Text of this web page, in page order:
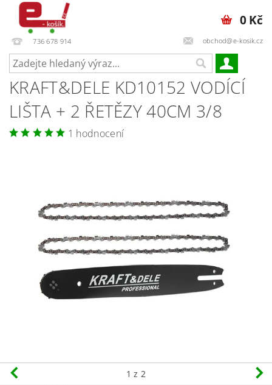
736 678 914 obchod@e-kosik.cz
0 Kč
KRAFT&DELE KD10152 VODÍCÍ
LIŠTA + 2 ŘETĚZY 40CM 3/8
1 hodnocení
1 z 2